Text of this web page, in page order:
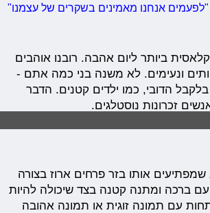
אנחנו מאמינים בשקרים של עצמנו"
ביותר ליום אהבה. רובנו אוהבים
ונעימים. לא משנה בני כמה אתם -
הדובי, כמו ילדים קטנים. הדבר
זכרונות נוסטלגים.
אותו בזר פרחים ארוז בצורה
ברכה ומתנה קטנה בצד שיכולה להיות
עם תמונה זוגית או תמונה אהובה